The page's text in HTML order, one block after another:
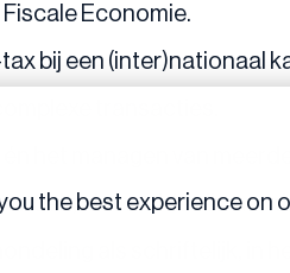
the best experience on
Economie.
bij een (inter)nationaal
transacties.
én het managen van
nieuwe ideeën
als schriftelijk, in